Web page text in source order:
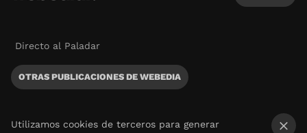
Directo al Paladar
OTRAS PUBLICACIONES DE WEBEDIA
Utilizamos cookies de terceros para generar